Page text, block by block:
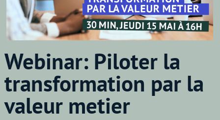
Webinar: Piloter la
transformation par la
valeur metier